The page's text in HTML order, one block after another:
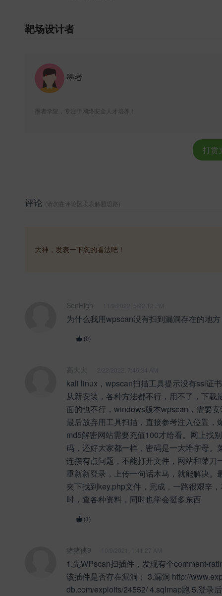
靶场设计者
墨者
墨者学院，专注于网络安全人才培养！
打赏
评论 (请勿在评论区发表解题思路)
大神，发表一下您的看法吧！
SenHigh
为什么我用wpscan没有扫到漏洞存在的地方
(0)
高大大
kali linux，wpscan扫描工具提示没有ssl证
从新安装，各种方法都不行，用不了，下载
面的也不行，windows版本wpscan，需要
最后放弃用工具扫描，直接参考注入位置，
md5解密网站需要充值100才给看。网上找
码，还好大家都一样，密码是一大堆字母。
连接有点问题，不能打开文件，网站和菜刀
重新新登录，上传一句话木马，就能解决。
夹下找到key.php文件，完成，一路很艰辛
时，查各种资料，同时也学会挺多东西
(1)
猪猪侠9
1.先WPscan扫插件，发现有个comment-
该插件是否存在漏洞； 3.漏洞 http://
db.com/exploits/24552/ 4.sqlmap跑 5.登录